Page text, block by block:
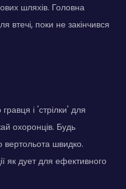
шляхів. Головна
втечі, поки не закінчився
і 'стрілки' для
охоронців. Будь
вертольота швидко.
як дует для ефективного